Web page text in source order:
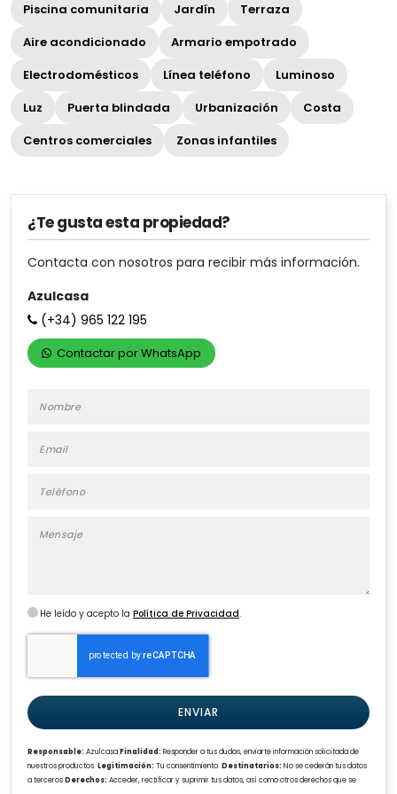
Piscina comunitaria Jardín
Terraza
Aire acondicionado
Armario empotrado
Electrodomésticos
Línea teléfono
Luminoso
Luz
Puerta blindada Urbanización
Costa
Centros comerciales
Zonas infantiles
¿Te gusta esta propiedad?
Contacta con nosotros para recibir más información.
Azulcasa
(+34) 965 122 195
Contactar por WhatsApp
He leído y acepto la Política de Privacidad.
ENVIAR
Responsable: AzulcasaFinalidad: Responder a tus dudas, enviarte información solicitada de
nuestros productos.Legitimación: Tu consentimiento.Destinatarios: No se cederán tus datos
a tercerosDerechos: Acceder, rectificar y suprimir tus datos, así como otros derechos que se